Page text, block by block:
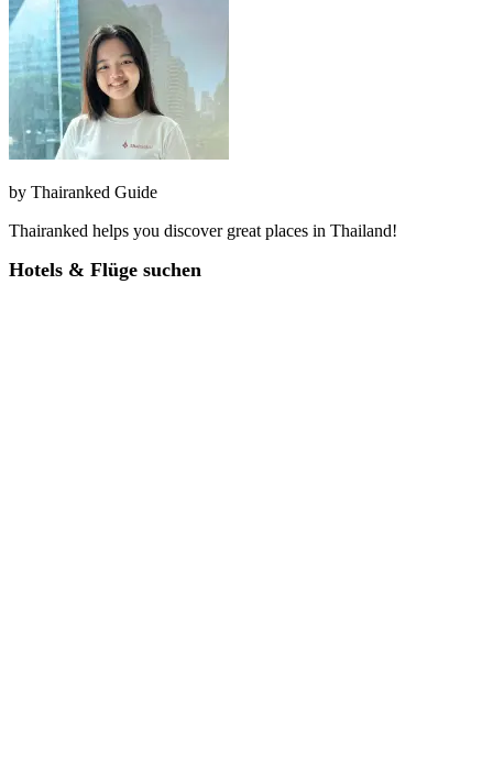
by Thairanked Guide
Thairanked helps you discover great places in Thailand!
Hotels & Flüge suchen